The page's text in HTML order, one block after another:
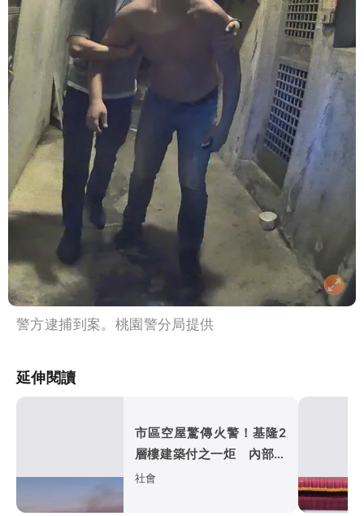
警方逮捕到案。桃園警分局提供
延伸閱讀
市區空屋驚傳火警！基隆2
層樓建築付之一炬 內部慘
況曝光
社會